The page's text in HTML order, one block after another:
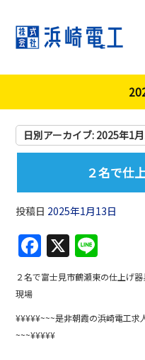
日別アーカイブ: 2025年1
２名で仕
投稿日 2025年1月13日
F
a
c
e
b
X
n
e
２名で富士見市鶴瀬東の仕上げ
現場
¥¥¥¥¥~~~是非朝霞の浜崎電工求
~~~¥¥¥¥¥